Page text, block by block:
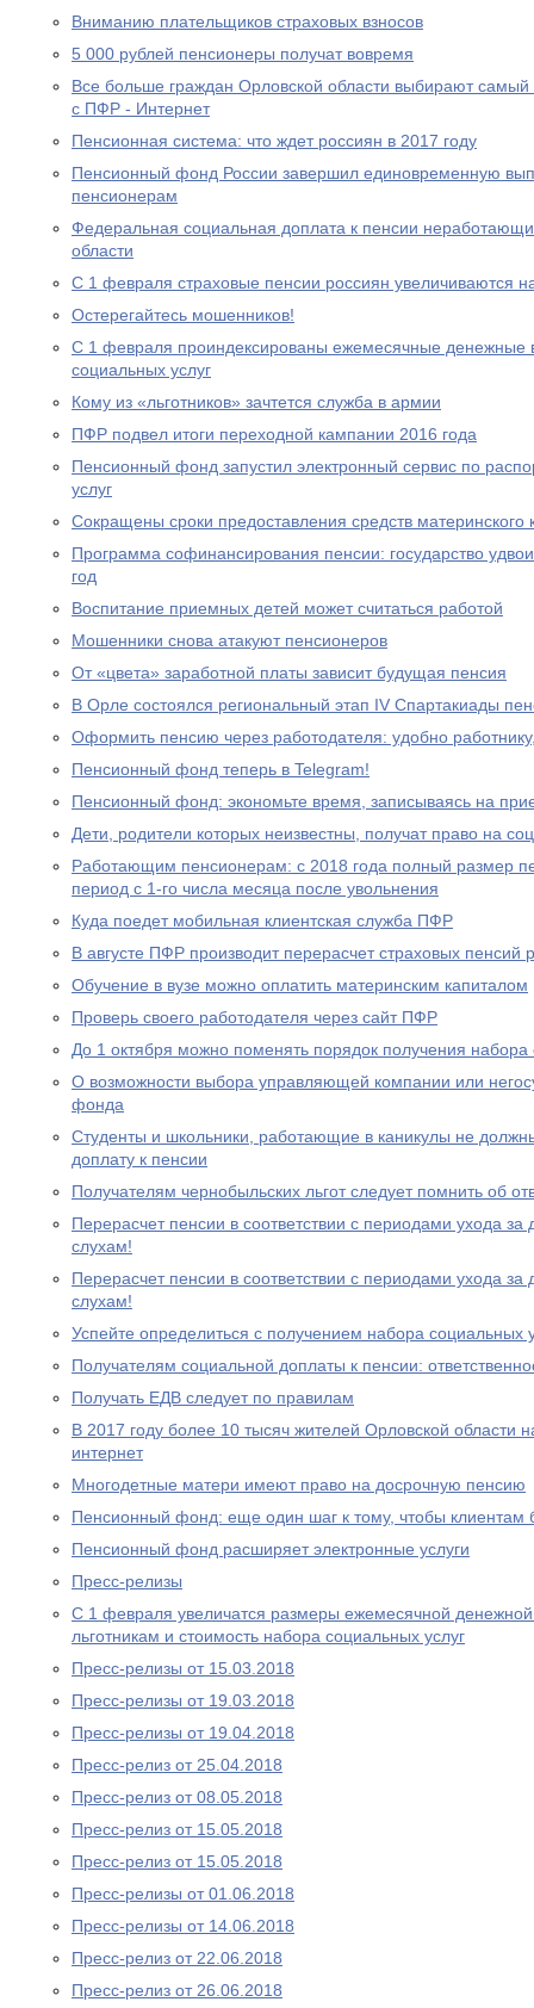
Вниманию плательщиков страховых взносов
5 000 рублей пенсионеры получат вовремя
Все больше граждан Орловской области выбирают
с ПФР - Интернет
Пенсионная система: что ждет россиян в 2017 году
Пенсионный фонд России завершил единовременную
пенсионерам
Федеральная социальная доплата к пенсии
области
С 1 февраля страховые пенсии россиян увеличиваются
Остерегайтесь мошенников!
С 1 февраля проиндексированы ежемесячные денежные
социальных услуг
Кому из «льготников» зачтется служба в армии
ПФР подвел итоги переходной кампании 2016 года
Пенсионный фонд запустил электронный сервис по
услуг
Сокращены сроки предоставления средств материнского
Программа софинансирования пенсии: государство
год
Воспитание приемных детей может считаться работой
Мошенники снова атакуют пенсионеров
От «цвета» заработной платы зависит будущая пенсия
В Орле состоялся региональный этап IV Спартакиады
Оформить пенсию через работодателя: удобно
Пенсионный фонд теперь в Telegram!
Пенсионный фонд: экономьте время, записываясь на
Дети, родители которых неизвестны, получат право на
Работающим пенсионерам: с 2018 года полный размер
период с 1-го числа месяца после увольнения
Куда поедет мобильная клиентская служба ПФР
В августе ПФР производит перерасчет страховых
Обучение в вузе можно оплатить материнским капиталом
Проверь своего работодателя через сайт ПФР
До 1 октября можно поменять порядок получения набора
О возможности выбора управляющей компании или
фонда
Студенты и школьники, работающие в каникулы не
доплату к пенсии
Получателям чернобыльских льгот следует помнить об
Перерасчет пенсии в соответствии с периодами ухода за
слухам!
Перерасчет пенсии в соответствии с периодами ухода за
слухам!
Успейте определиться с получением набора социальных
Получателям социальной доплаты к пенсии:
Получать ЕДВ следует по правилам
В 2017 году более 10 тысяч жителей Орловской области
интернет
Многодетные матери имеют право на досрочную пенсию
Пенсионный фонд: еще один шаг к тому, чтобы клиентам
Пенсионный фонд расширяет электронные услуги
Пресс-релизы
С 1 февраля увеличатся размеры ежемесячной
льготникам и стоимость набора социальных услуг
Пресс-релизы от 15.03.2018
Пресс-релизы от 19.03.2018
Пресс-релизы от 19.04.2018
Пресс-релиз от 25.04.2018
Пресс-релиз от 08.05.2018
Пресс-релиз от 15.05.2018
Пресс-релиз от 15.05.2018
Пресс-релизы от 01.06.2018
Пресс-релизы от 14.06.2018
Пресс-релиз от 22.06.2018
Пресс-релиз от 26.06.2018